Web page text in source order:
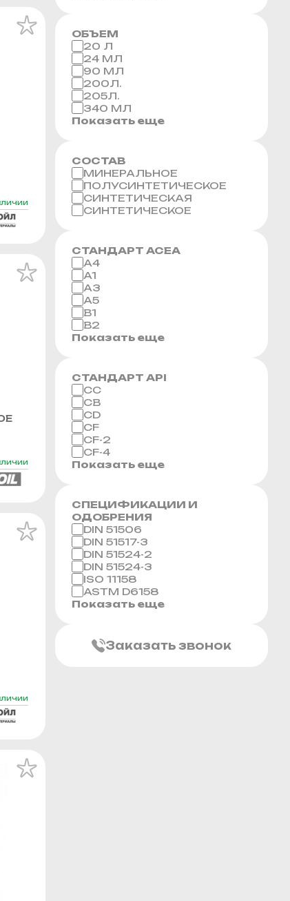
ОБЪЕМ
20 Л
24 МЛ
90 МЛ
200Л.
205Л.
340 МЛ
Показать еще
СОСТАВ
МИНЕРАЛЬНОЕ
ПОЛУСИНТЕТИЧЕСКОЕ
СИНТЕТИЧЕСКАЯ
СИНТЕТИЧЕСКОЕ
СТАНДАРТ ACEA
A4
A1
A3
A5
B1
B2
Показать еще
СТАНДАРТ API
CC
CB
CD
CF
CF-2
CF-4
Показать еще
СПЕЦИФИКАЦИИ И
ОДОБРЕНИЯ
DIN 51506
DIN 51517-3
DIN 51524-2
DIN 51524-3
ISO 11158
ASTM D6158
Показать еще
Заказать звонок